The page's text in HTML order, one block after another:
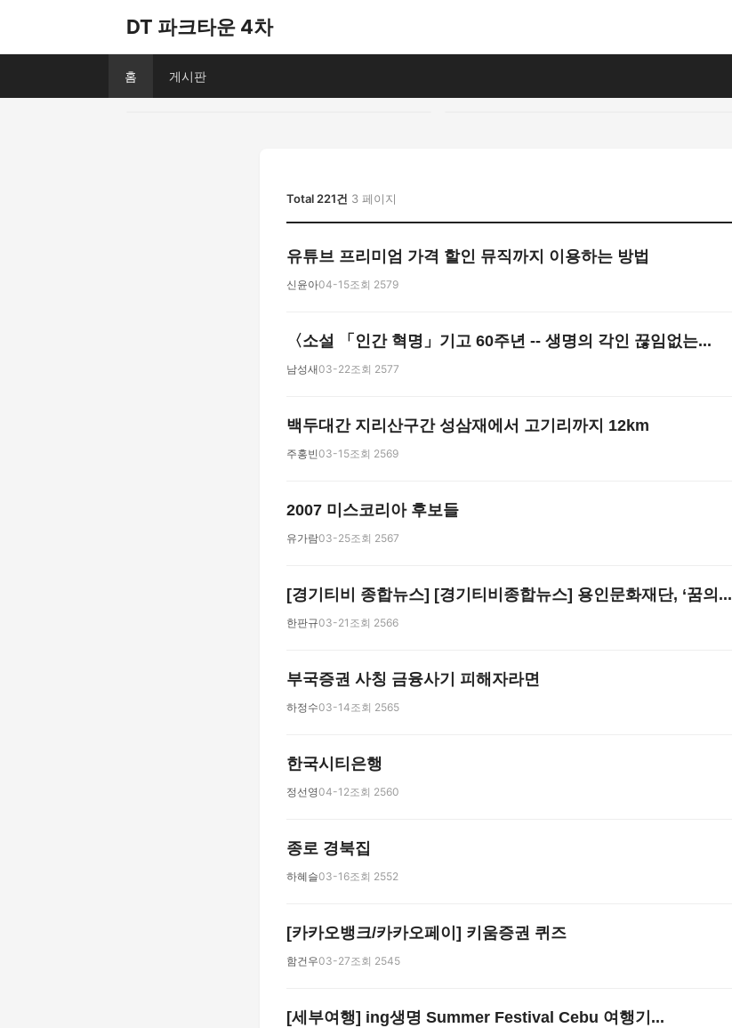
DT 파크타운 4차
홈 게시판
Total 221건 3 페이지
유튜브 프리미엄 가격 할인 뮤직까지 이용하는 방법
신윤아04-15조회 2579
〈소설 「인간 혁명」기고 60주년 -- 생명의 각인 끊임없는...
남성새03-22조회 2577
백두대간 지리산구간 성삼재에서 고기리까지 12km
주홍빈03-15조회 2569
2007 미스코리아 후보들
유가람03-25조회 2567
[경기티비 종합뉴스] [경기티비종합뉴스] 용인문화재단, ‘꿈의...
한판규03-21 조회 2566
부국증권 사칭 금융사기 피해자라면
하정수03-14조회 2565
한국시티은행
정선영04-12조회 2560
종로 경북집
하혜슬03-16조회 2552
[카카오뱅크/카카오페이] 키움증권 퀴즈
함건우03-27조회 2545
[세부여행] ing생명 Summer Festival Cebu 여행기...